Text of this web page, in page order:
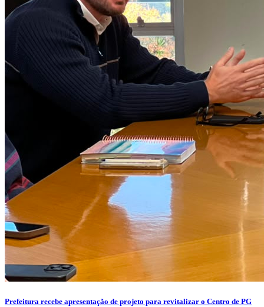
Prefeitura recebe apresentação de projeto para revitalizar o Centro de PG